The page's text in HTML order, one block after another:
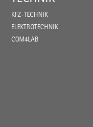
KFZ-TECHNIK
ELEKTROTECHNIK
COM4LAB